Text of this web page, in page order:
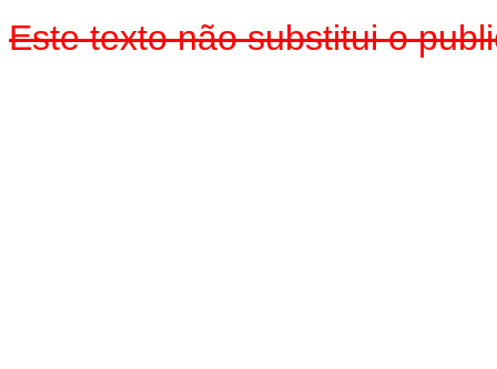
Este texto não substitui o